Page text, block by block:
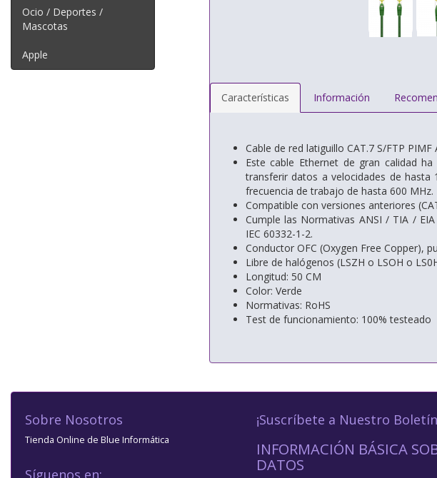
Ocio / Deportes /
Mascotas
Apple
Características Información
Cable de red latiguillo CAT.7 S/FTP
Este cable Ethernet de gran calidad
transferir datos a velocidades de hasta
frecuencia de trabajo de hasta 600 MHz.
Compatible con versiones anteriores
Cumple las Normativas ANSI / TIA /
IEC 60332-1-2.
Conductor OFC (Oxygen Free Copper),
Libre de halógenos (LSZH o LSOH o
Longitud: 50 CM
Color: Verde
Normativas: RoHS
Test de funcionamiento: 100% testeado
Sobre Nosotros
Tienda Online de Blue Informática
¡Suscríbete a Nuestro
INFORMACIÓN BÁSICA
DATOS